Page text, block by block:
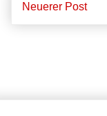
Neuerer Post